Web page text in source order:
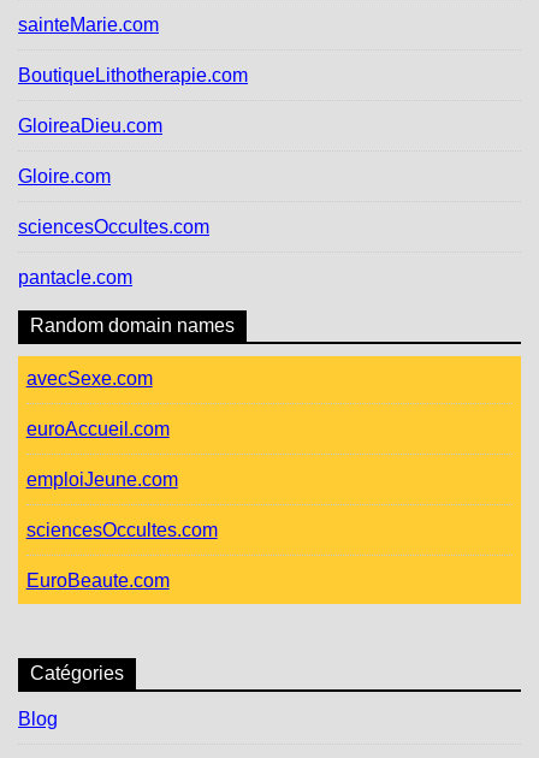
sainteMarie.com
BoutiqueLithotherapie.com
GloireaDieu.com
Gloire.com
sciencesOccultes.com
pantacle.com
Random domain names
avecSexe.com
euroAccueil.com
emploiJeune.com
sciencesOccultes.com
EuroBeaute.com
Catégories
Blog